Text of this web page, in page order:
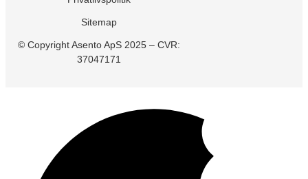
+45 71 99 26 04
Kontakt os
Sitemap
© Copyright Asento ApS 2025 – CVR:
37047171